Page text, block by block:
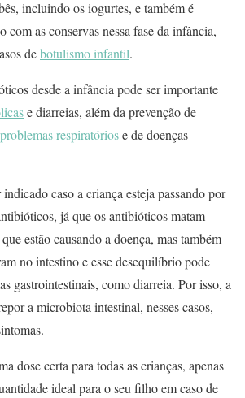
incluindo os iogurtes, e também é
com as conservas nessa fase da infância,
debotulismo infantil.
desde a infância pode ser importante
e diarreias, além da prevenção de
problemas respiratóriose de doenças
caso a criança esteja passando por
já que os antibióticos matam
estão causando a doença, mas também
no intestino e esse desequilíbrio pode
gastrointestinais, como diarreia. Por isso, a
a microbiota intestinal, nesses casos,
dose certa para todas as crianças, apenas
ideal para o seu filho em caso de